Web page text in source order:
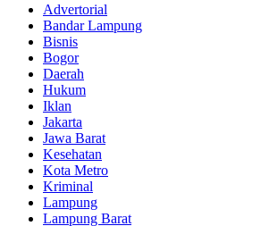
Advertorial
Bandar Lampung
Bisnis
Bogor
Daerah
Hukum
Iklan
Jakarta
Jawa Barat
Kesehatan
Kota Metro
Kriminal
Lampung
Lampung Barat